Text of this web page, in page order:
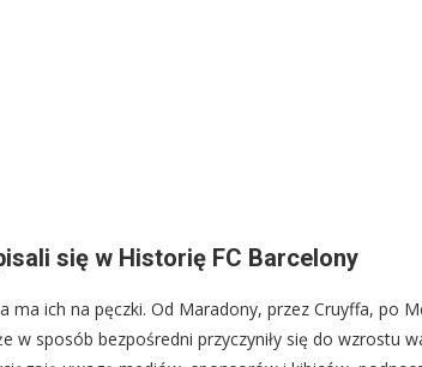
się w Historię FC Barcelony
ich na pęczki. Od Maradony, przez Cruyffa, po
w sposób bezpośredni przyczyniły się do wzrostu